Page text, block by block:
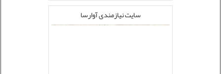
سایت نیازمندی آوارسا